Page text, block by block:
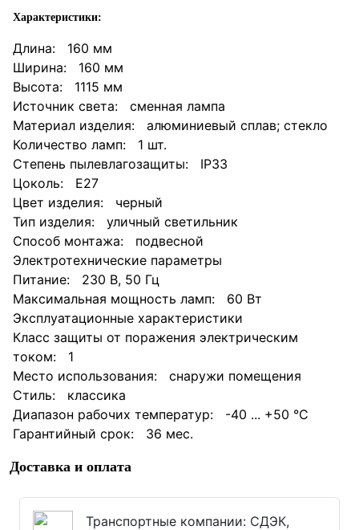
Характеристики:
Длина: 160 мм
Ширина: 160 мм
Высота: 1115 мм
Источник света: сменная лампа
Материал изделия: алюминиевый сплав; стекло
Количество ламп: 1 шт.
Степень пылевлагозащиты: IP33
Цоколь: E27
Цвет изделия: черный
Тип изделия: уличный светильник
Способ монтажа: подвесной
Электротехнические параметры
Питание: 230 В, 50 Гц
Максимальная мощность ламп: 60 Вт
Эксплуатационные характеристики
Класс защиты от поражения электрическим
током: 1
Место использования: снаружи помещения
Стиль: классика
Диапазон рабочих температур: -40 ... +50 °C
Гарантийный срок: 36 мес.
Доставка и оплата
Транспортные компании: СДЭК,